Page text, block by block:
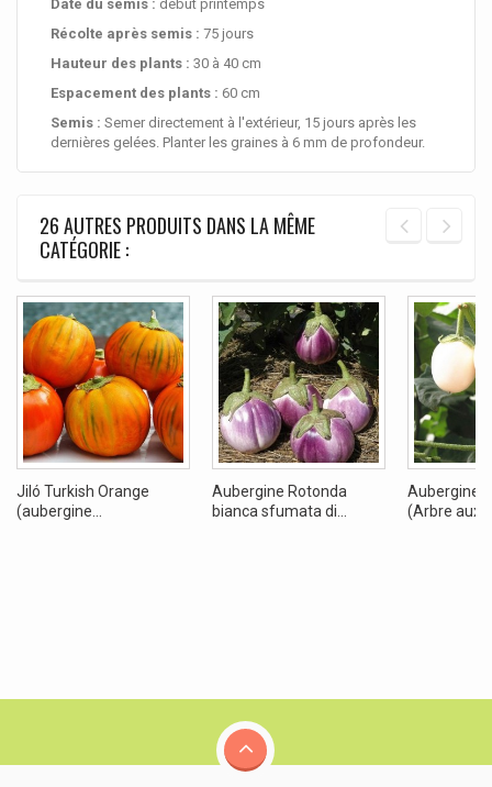
Date du semis : début printemps
Récolte après semis : 75 jours
Hauteur des plants : 30 à 40 cm
Espacement des plants : 60 cm
Semis : Semer directement à l'extérieur, 15 jours après les
dernières gelées. Planter les graines à 6 mm de profondeur.
26 AUTRES PRODUITS DANS LA MÊME
CATÉGORIE :
Jiló Turkish Orange
(aubergine...
Aubergine Rotonda
bianca sfumata di...
Aubergine
(Arbre aux...